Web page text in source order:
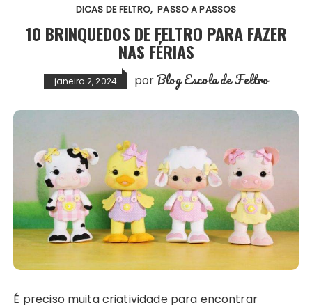
DICAS DE FELTRO PASSO A PASSOS
10 BRINQUEDOS DE FELTRO PARA FAZER
NAS FÉRIAS
janeiro 2, 2024 por Blog Escola de Feltro
É preciso muita criatividade para encontrar